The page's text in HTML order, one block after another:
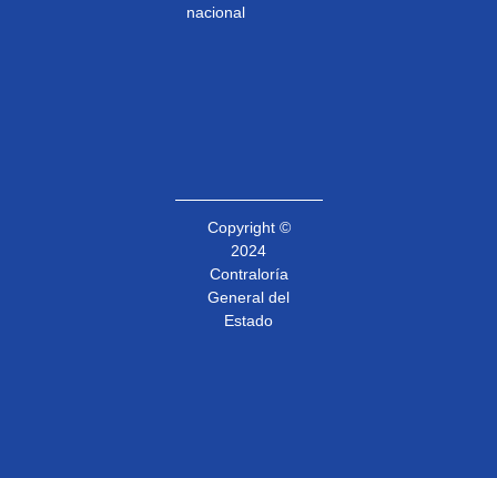
nacional
Copyright ©
2024
Contraloría
General del
Estado